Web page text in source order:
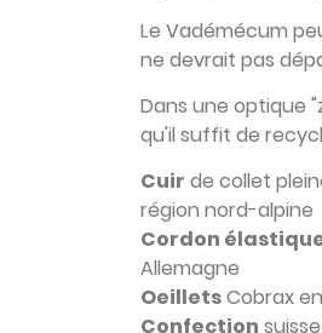
Le Vadémécum
ne devrait pas
Dans une optique
qu'il suffit de
Cuir de collet
région nord-alpine
Cordon
Allemagne
OeilletsCobrax
Confection suisse